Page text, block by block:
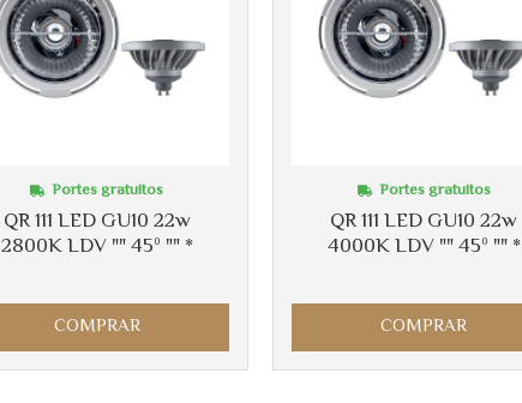
QR 111 LED GU10 22w
2800K LDV "" 45º "" *
Portes gratuitos
COMPRAR
QR 111 LED GU10 22w
4000K LDV "" 45º "" *
Portes gratuitos
COMPRAR